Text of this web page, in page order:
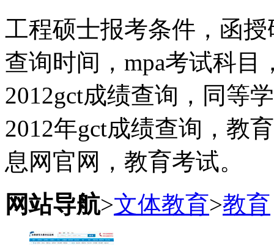
工程硕士报考条件，函
查询时间，mpa考试科目
2012gct成绩查询，同等
2012年gct成绩查询，教
息网官网，教育考试。
网站导航>文体教育>教育